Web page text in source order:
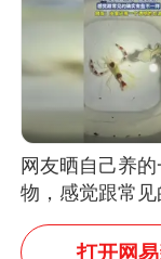
网友晒自己养
物，感觉跟常见
些不一样
打开网